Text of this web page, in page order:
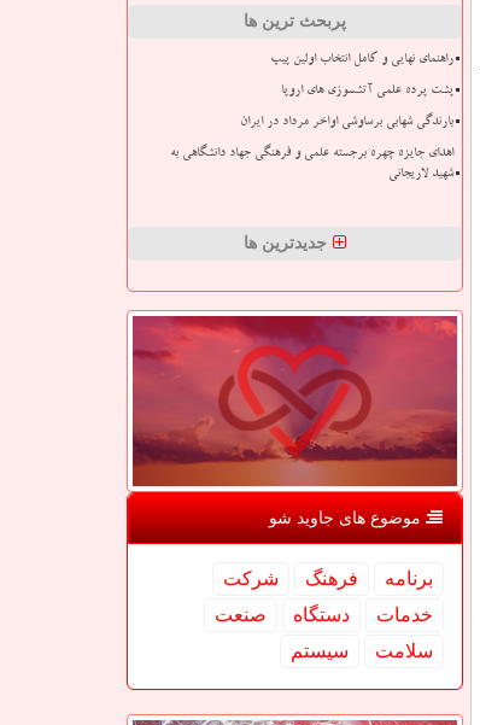
پربحث ترین ها
راهنمای نهایی و کامل انتخاب اولین پیپ
پشت پرده علمی آتشسوزی های اروپا
بارندگی شهابی برساوشی اواخر مرداد در ایران
اهدای جایزه چهره برجسته علمی و فرهنگی جهاد دانشگاهی به
شهید لاریجانی
جدیدترین ها
موضوع های جاوید شو
برنامه فرهنگ
شركت
خدمات
دستگاه
صنعت
سلامت
سیستم